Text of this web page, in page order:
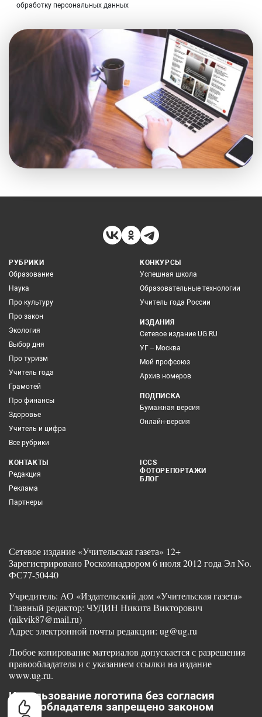
обработку персональных данных
РУБРИКИ
Образование
Наука
Про культуру
Про закон
Экология
Выбор дня
Про туризм
Учитель года
Грамотей
Про финансы
Здоровье
Учитель и цифра
Все рубрики
КОНКУРСЫ
Успешная школа
Образовательные технологии
Учитель года России
ИЗДАНИЯ
Сетевое издание UG.RU
УГ – Москва
Мой профсоюз
Архив номеров
ПОДПИСКА
Бумажная версия
Онлайн-версия
КОНТАКТЫ
Редакция
Реклама
Партнеры
ICCS
ФОТОРЕПОРТАЖИ
БЛОГ
Сетевое издание «Учительская газета» 12+
Зарегистрировано Роскомнадзором 6 июля 2012 года Эл No.
ФС77-50440
Учредитель: АО «Издательский дом «Учительская газета»
Главный редактор: ЧУДИН Никита Викторович
(nikvik87@mail.ru)
Адрес электронной почты редакции: ug@ug.ru
Любое копирование материалов допускается с разрешения
правообладателя и с указанием ссылки на издание
www.ug.ru.
Использование логотипа без согласия
правообладателя запрещено законом